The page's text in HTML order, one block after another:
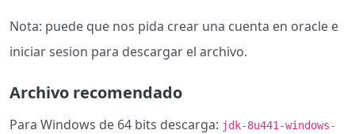
Nota: puede que nos pida crear una cuenta en oracle e
iniciar sesion para descargar el archivo.
Archivo recomendado
Para Windows de 64 bits descarga: jdk-8u441-windows-